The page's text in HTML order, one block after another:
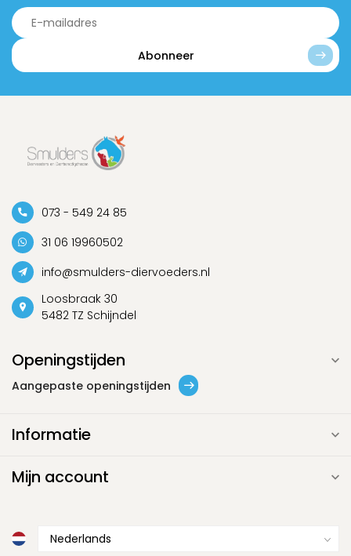
Abonneer
073 - 549 24 85
31 06 19960502
info@smulders-diervoeders.nl
Loosbraak 30
5482 TZ Schijndel
Openingstijden
Aangepaste openingstijden
Informatie
Mijn account